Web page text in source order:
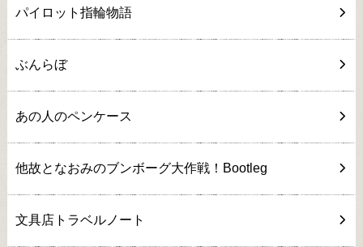
パイロット指輪物語
ぶんらぼ
あの人のペンケース
他故となおみのブンボーグ大作戦！Bootleg
文具店トラベルノート